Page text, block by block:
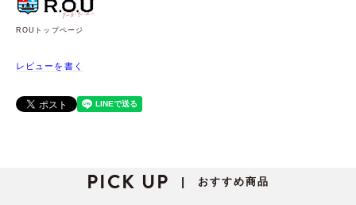
ROUトップページ
レビューを書く
PICK UP | おすすめ商品